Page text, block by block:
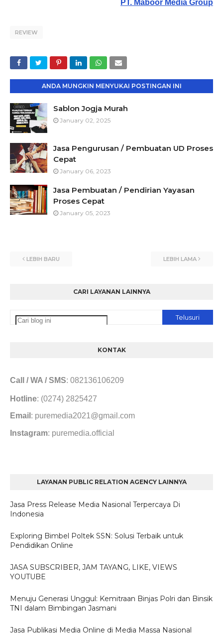
PT. Maboor Media Group
REVIEW
ANDA MUNGKIN MENYUKAI POSTINGAN INI
Sablon Jogja Murah
January 02, 2025
Jasa Pengurusan / Pembuatan UD Proses
Cepat
January 06, 2023
Jasa Pembuatan / Pendirian Yayasan
Proses Cepat
January 05, 2023
LEBIH BARU LEBIH LAMA
CARI LAYANAN LAINNYA
KONTAK
Call / WA / SMS: 082136106209
Hotline: (0274) 2825427
Email : puremedia2021@gmail.com
Instagram: puremedia.official
LAYANAN PUBLIC RELATION AGENCY LAINNYA
Jasa Press Release Media Nasional Terpercaya Di
Indonesia
Exploring Bimbel Poltek SSN: Solusi Terbaik untuk
Pendidikan Online
JASA SUBSCRIBER, JAM TAYANG, LIKE, VIEWS
YOUTUBE
Menuju Generasi Unggul: Kemitraan Binjas Polri dan Binsik
TNI dalam Bimbingan Jasmani
Jasa Publikasi Media Online di Media Massa Nasional